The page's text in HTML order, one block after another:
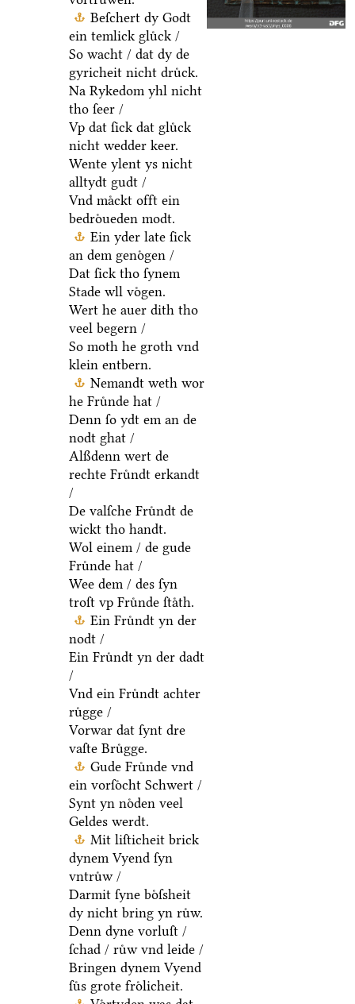
Beſchert dy Godt
ein temlick gluͤck /
So wacht / dat dy de
gyricheit nicht druͤck.
Na Rykedom yhl nicht
tho ſeer /
Vp dat ſick dat gluͤck
nicht wedder keer.
Wente ylent ys nicht
alltydt gudt /
Vnd maͤckt offt ein
bedroͤueden modt.
Ein yder late ſick
an dem genoͤgen /
Dat ſick tho ſynem
Stade wll voͤgen.
Wert he auer dith tho
veel begern /
So moth he groth vnd
klein entbern.
Nemandt weth wor
he Fruͤnde hat /
Denn ſo ydt em an de
nodt ghat /
Alßdenn wert de
rechte Fruͤndt erkandt
/
De valſche Fruͤndt de
wickt tho handt.
Wol einem / de gude
Fruͤnde hat /
Wee dem / des ſyn
troſt vp Fruͤnde ſtaͤth.
Ein Fruͤndt yn der
nodt /
Ein Fruͤndt yn der dadt
/
Vnd ein Fruͤndt achter
ruͤgge /
Vorwar dat ſynt dre
vaſte Bruͤgge.
Gude Fruͤnde vnd
ein vorſoͤcht Schwert /
Synt yn noͤden veel
Geldes werdt.
Mit liſticheit brick
dynem Vyend ſyn
vntruͤw /
Darmit ſyne boͤſsheit
dy nicht bring yn ruͤw.
Denn dyne vorluſt /
ſchad / ruͤw vnd leide /
Bringen dynem Vyend
ſuͤs grote froͤlicheit.